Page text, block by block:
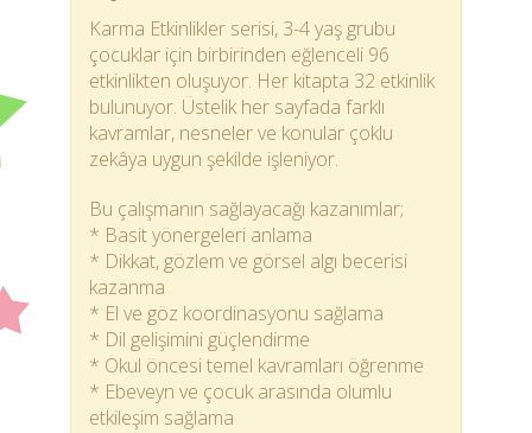
Karma Etkinlikler serisi, 3-4 yaş grubu
çocuklar için birbirinden eğlenceli 96
etkinlikten oluşuyor. Her kitapta 32 etkinlik
bulunuyor. Üstelik her sayfada farklı
kavramlar, nesneler ve konular çoklu
zekâya uygun şekilde işleniyor.
Bu çalışmanın sağlayacağı kazanımlar;
* Basit yönergeleri anlama
* Dikkat, gözlem ve görsel algı becerisi
kazanma
* El ve göz koordinasyonu sağlama
* Dil gelişimini güçlendirme
* Okul öncesi temel kavramları öğrenme
* Ebeveyn ve çocuk arasında olumlu
etkileşim sağlama